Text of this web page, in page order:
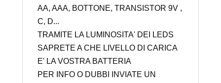
AA, AAA, BOTTONE, TRANSISTOR 9V ,
C, D...
TRAMITE LA LUMINOSITA' DEI LEDS
SAPRETE A CHE LIVELLO DI CARICA
E' LA VOSTRA BATTERIA
PER INFO O DUBBI INVIATE UN